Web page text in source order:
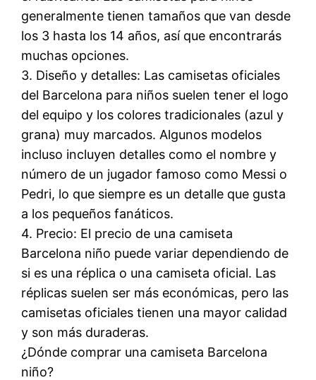
generalmente tienen tamaños que van desde
los 3 hasta los 14 años, así que encontrarás
muchas opciones.
3. Diseño y detalles: Las camisetas oficiales
del Barcelona para niños suelen tener el logo
del equipo y los colores tradicionales (azul y
grana) muy marcados. Algunos modelos
incluso incluyen detalles como el nombre y
número de un jugador famoso como Messi o
Pedri, lo que siempre es un detalle que gusta
a los pequeños fanáticos.
4. Precio: El precio de una camiseta
Barcelona niño puede variar dependiendo de
si es una réplica o una camiseta oficial. Las
réplicas suelen ser más económicas, pero las
camisetas oficiales tienen una mayor calidad
y son más duraderas.
¿Dónde comprar una camiseta Barcelona
niño?